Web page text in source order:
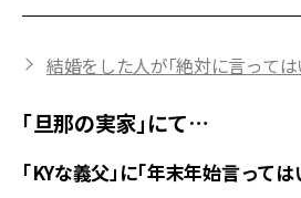
結婚をした人が「絶対に言って
「旦那の実家」にて…
「KYな義父」に「年末年始言って